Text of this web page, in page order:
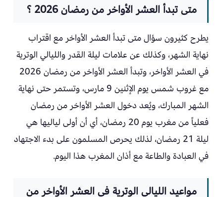
متى تبدأ العشر الأواخر من رمضان 2026 ؟
يطرح كثيرون سؤال متى تبدأ العشر الأواخر مع اقتراب
نهاية الشهر، وكذلك عن علامات ليلة القدر والليالي الوترية
في العشر الأواخر، وتبدأ العشر الأواخر من رمضان 2026
مع غروب شمس يوم الإثنين 9 مارس، وتستمر حتى نهاية
الشهر المبارك، ويُعد دخول العشر الأواخر من رمضان
فعلياً من مغرب يوم 20 رمضان، أي أن أولى لياليها هي
ليلة 21 رمضان، لذلك يحرص المسلمون على بدء الاجتهاد
في العبادة والطاعة مع أذان المغرب هذا اليوم.
مواعيد الليالي الوترية في العشر الأواخر من